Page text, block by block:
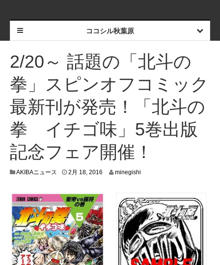
ココシル秋葉原
2/20～ 話題の「北斗の
拳」スピンオフコミック
最新刊が発売！「北斗の
拳 イチゴ味」5巻出版
記念フェア開催！
AKIBAニュース 2月 18, 2016
,
2
0
1
6
minegishi